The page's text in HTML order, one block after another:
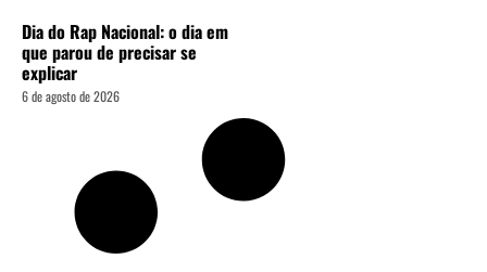
Dia do Rap Nacional: o dia em
que parou de precisar se
explicar
6 de agosto de 2026